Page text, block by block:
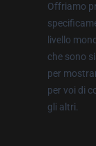
Offriamo
livello
che sono
per
per voi di
gli altri.